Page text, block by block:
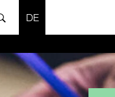
SPRACHE